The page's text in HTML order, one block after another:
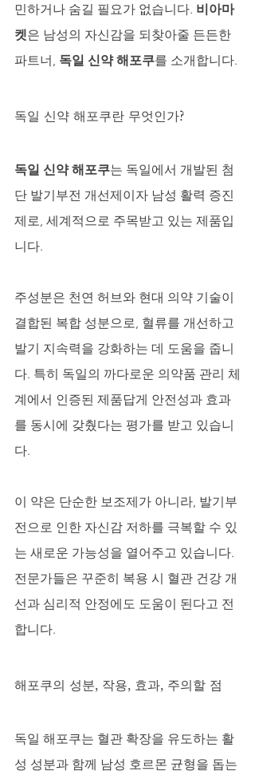
민하거나 숨길 필요가 없습니다. 비아마
켓은 남성의 자신감을 되찾아줄 든든한
파트너, 독일 신약 해포쿠를 소개합니다.
독일 신약 해포쿠란 무엇인가?
독일 신약 해포쿠는 독일에서 개발된 첨
단 발기부전 개선제이자 남성 활력 증진
제로, 세계적으로 주목받고 있는 제품입
니다.
주성분은 천연 허브와 현대 의약 기술이
결합된 복합 성분으로, 혈류를 개선하고
발기 지속력을 강화하는 데 도움을 줍니
다. 특히 독일의 까다로운 의약품 관리 체
계에서 인증된 제품답게 안전성과 효과
를 동시에 갖췄다는 평가를 받고 있습니
다.
이 약은 단순한 보조제가 아니라, 발기부
전으로 인한 자신감 저하를 극복할 수 있
는 새로운 가능성을 열어주고 있습니다.
전문가들은 꾸준히 복용 시 혈관 건강 개
선과 심리적 안정에도 도움이 된다고 전
합니다.
해포쿠의 성분, 작용, 효과, 주의할 점
독일 해포쿠는 혈관 확장을 유도하는 활
성 성분과 함께 남성 호르몬 균형을 돕는